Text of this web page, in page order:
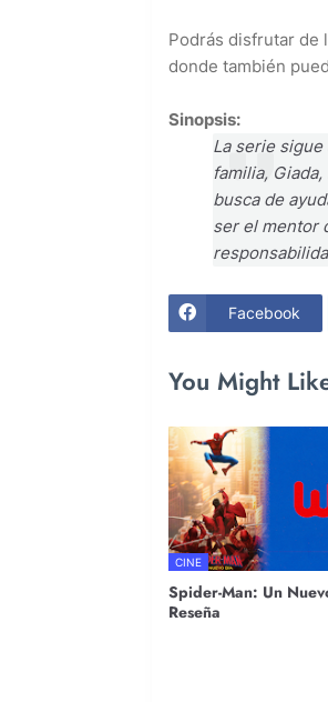
Podrás disfrutar de
donde también
Sinopsis:
La serie
familia,
busca de
ser el mentor
Facebook
You Might
CINE
Spider-Man: Un
Reseña